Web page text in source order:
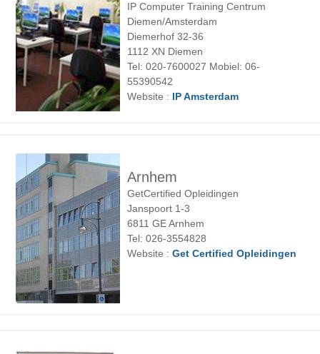
IP Computer Training Centrum
Diemen/Amsterdam
Diemerhof 32-36
1112 XN Diemen
Tel: 020-7600027 Mobiel: 06-
55390542
Website : IP Amsterdam
Arnhem
GetCertified Opleidingen
Janspoort 1-3
6811 GE Arnhem
Tel: 026-3554828
Website : Get Certified Opleidingen